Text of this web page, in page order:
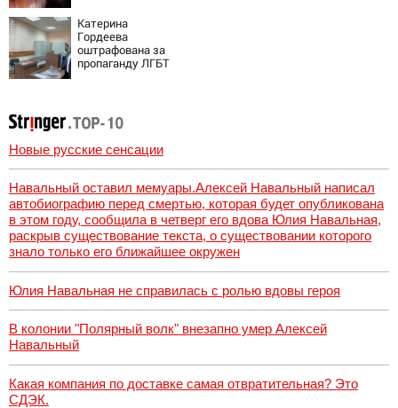
Катерина
Гордеева
оштрафована за
пропаганду ЛГБТ
Новые русские сенсации
Навальный оставил мемуары.Алексей Навальный написал
автобиографию перед смертью, которая будет опубликована
в этом году, сообщила в четверг его вдова Юлия Навальная,
раскрыв существование текста, о существовании которого
знало только его ближайшее окружен
Юлия Навальная не справилась с ролью вдовы героя
В колонии "Полярный волк" внезапно умер Алексей
Навальный
Какая компания по доставке самая отвратительная? Это
СДЭК.